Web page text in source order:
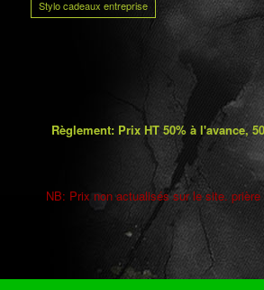
Stylo cadeaux entreprise
Règlement: Prix HT 50% à l'avance,
NB: Prix non actualisés sur le site.